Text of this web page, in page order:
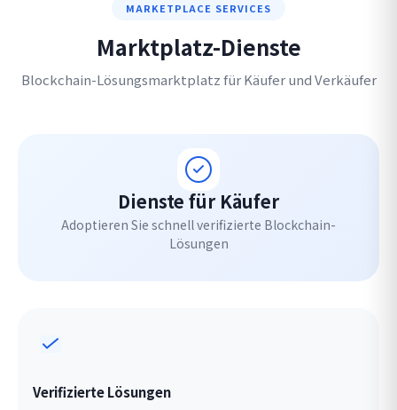
MARKETPLACE SERVICES
Marktplatz-Dienste
Blockchain-Lösungsmarktplatz für Käufer und Verkäufer
Dienste für Käufer
Adoptieren Sie schnell verifizierte Blockchain-
Lösungen
Verifizierte Lösungen